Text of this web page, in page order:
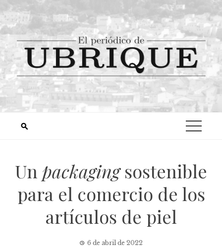
Un packagingsostenible
para el comercio de los
artículos de piel
6 de abril de 2022